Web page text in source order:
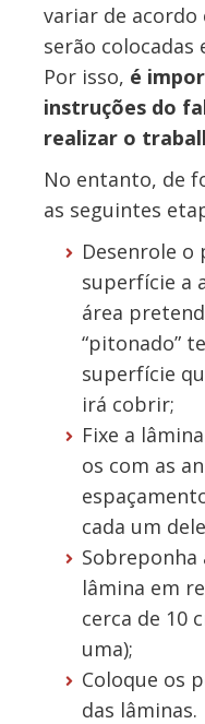
variar de acordo
serão
Por isso, é
instruções do
realizar o
No entanto, de
as seguintes
Desenrole
superfície a
área
“pitonado”
superfície
irá cobrir;
Fixe a
os com as
cada um
Sobreponha
lâmina em
cerca de 10
uma);
Coloque os
das lâminas.